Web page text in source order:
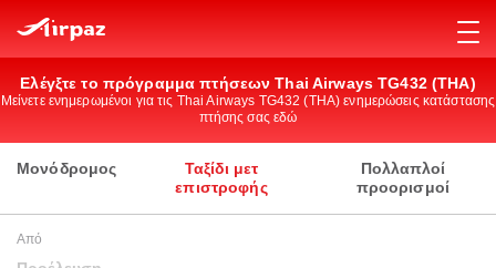
Ελέγξτε το πρόγραμμα πτήσεων Thai Airways TG432 (THA)
Μείνετε ενημερωμένοι για τις Thai Airways TG432 (THA) ενημερώσεις κατάστασης
πτήσης σας εδώ
Μονόδρομος
Ταξίδι μετ
επιστροφής
Πολλαπλοί
προορισμοί
Από